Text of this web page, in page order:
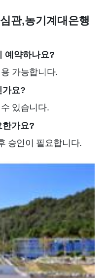
관,농기계대은행
예약하나요?
가능합니다.
가요?
있습니다.
한가요?
승인이 필요합니다.